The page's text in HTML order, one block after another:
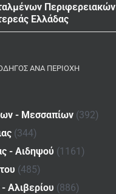
Περιφερειακών
Ελλάδας
ΑΝΆ ΠΕΡΙΟΧΉ
- Μεσσαπίων (392)
(344)
- Αιδηψού (1161)
(485)
Αλιβερίου (886)